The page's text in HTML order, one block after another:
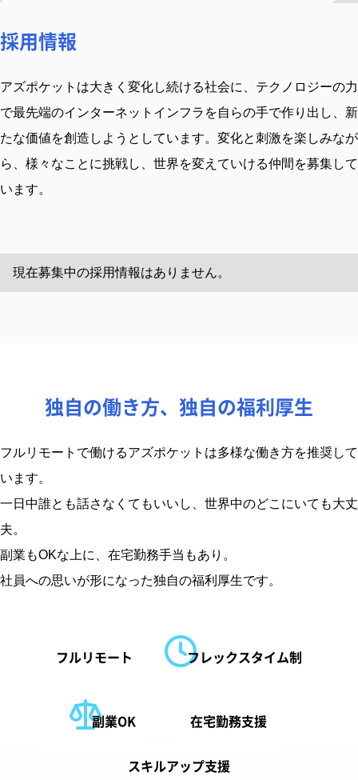
採用情報
アズポケットは大きく変化し続ける社会に、テクノロジーの力
で最先端のインターネットインフラを自らの手で作り出し、新
たな価値を創造しようとしています。変化と刺激を楽しみなが
ら、様々なことに挑戦し、世界を変えていける仲間を募集して
います。
現在募集中の採用情報はありません。
独自の働き方、独自の福利厚生
フルリモートで働けるアズポケットは多様な働き方を推奨して
います。
一日中誰とも話さなくてもいいし、世界中のどこにいても大丈
夫。
副業もOKな上に、在宅勤務手当もあり。
社員への思いが形になった独自の福利厚生です。
フルリモート フレックスタイム制
副業OK 在宅勤務支援
スキルアップ支援